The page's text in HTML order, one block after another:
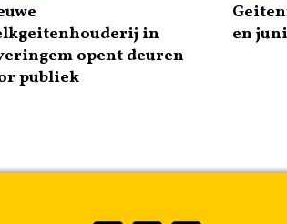
in
opent deuren
publiek
en